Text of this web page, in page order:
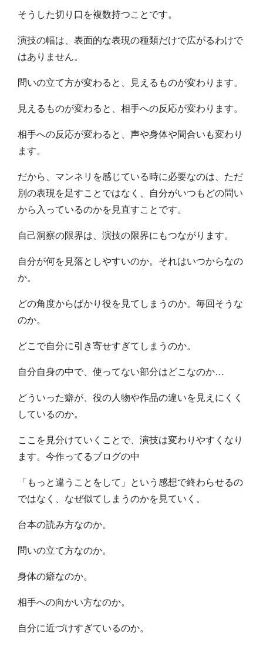
そうした切り口を複数持つことです。
演技の幅は、表面的な表現の種類だけで広がるわけで
はありません。
問いの立て方が変わると、見えるものが変わります。
見えるものが変わると、相手への反応が変わります。
相手への反応が変わると、声や身体や間合いも変わり
ます。
だから、マンネリを感じている時に必要なのは、ただ
別の表現を足すことではなく、自分がいつもどの問い
から入っているのかを見直すことです。
自己洞察の限界は、演技の限界にもつながります。
自分が何を見落としやすいのか。それはいつからなの
か。
どの角度からばかり役を見てしまうのか。毎回そうな
のか。
どこで自分に引き寄せすぎてしまうのか。
自分自身の中で、使ってない部分はどこなのか…
どういった癖が、役の人物や作品の違いを見えにくく
しているのか。
ここを見分けていくことで、演技は変わりやすくなり
ます。今作ってるブログの中
「もっと違うことをして」という感想で終わらせるの
ではなく、なぜ似てしまうのかを見ていく。
台本の読み方なのか。
問いの立て方なのか。
身体の癖なのか。
相手への向かい方なのか。
自分に近づけすぎているのか。